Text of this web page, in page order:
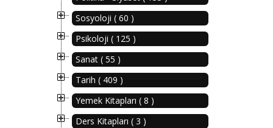
Sosyoloji ( 60 )
Psikoloji ( 125 )
Sanat ( 55 )
Tarih ( 409 )
Yemek Kitapları ( 8 )
Ders Kitapları ( 3 )